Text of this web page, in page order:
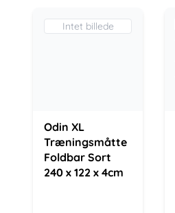
Intet billede
Odin XL
Træningsmåtte
Foldbar Sort
240 x 122 x 4cm